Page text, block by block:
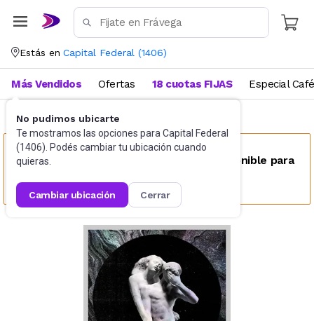
Estás en Capital Federal (1406)
No pudimos ubicarte
Te mostramos las opciones para Capital Federal
(1406). Podés cambiar tu ubicación cuando
quieras.
cambiar ubicación cerrar
Más Vendidos Ofertas 18 cuotas FIJAS Especial Café
CDs y Vinilos Vinilos
Este producto no se encuentra disponible para